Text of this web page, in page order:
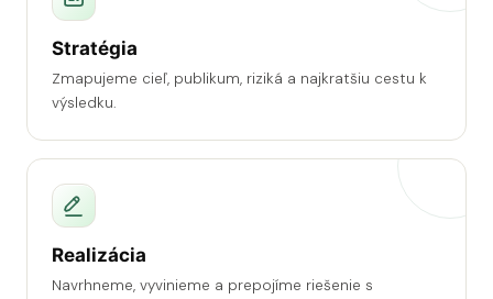
Stratégia
Zmapujeme cieľ, publikum, riziká a najkratšiu cestu k
výsledku.
Realizácia
Navrhneme, vyvinieme a prepojíme riešenie s